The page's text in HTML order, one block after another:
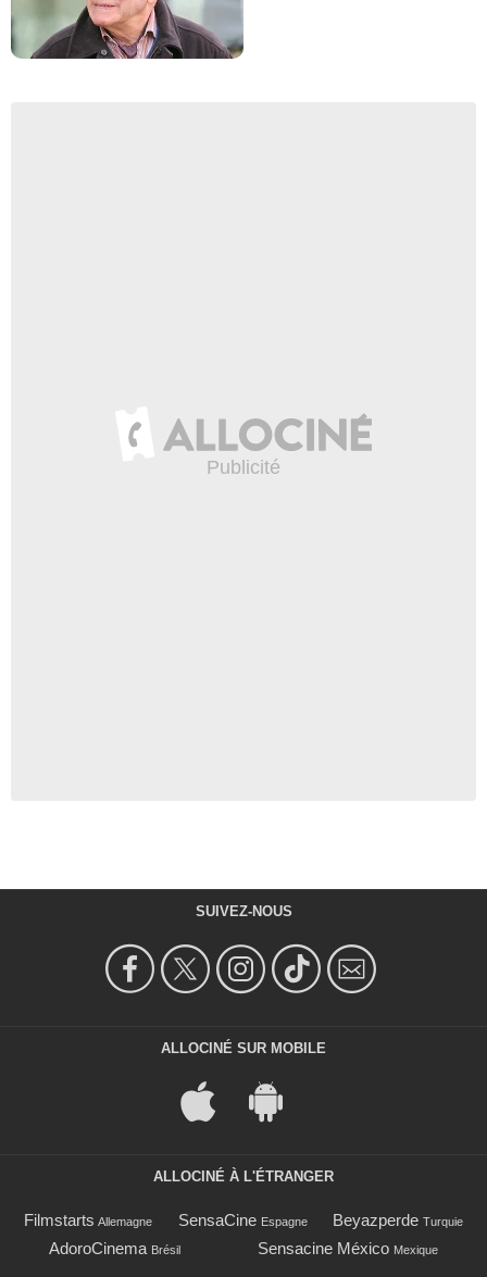
SUIVEZ-NOUS
ALLOCINÉ SUR MOBILE
ALLOCINÉ À L'ÉTRANGER
Filmstarts Allemagne SensaCine Espagne Beyazperde Turquie
AdoroCinema Brésil Sensacine México Mexique